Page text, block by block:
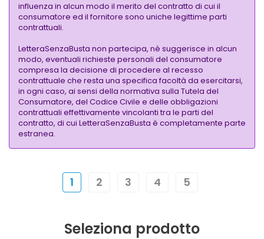
influenza in alcun modo il merito del contratto di cui il
consumatore ed il fornitore sono uniche legittime parti
contrattuali.
LetteraSenzaBusta non partecipa, nè suggerisce in alcun
modo, eventuali richieste personali del consumatore
compresa la decisione di procedere al recesso
contrattuale che resta una specifica facoltà da esercitarsi,
in ogni caso, ai sensi della normativa sulla Tutela del
Consumatore, del Codice Civile e delle obbligazioni
contrattuali effettivamente vincolanti tra le parti del
contratto, di cui LetteraSenzaBusta è completamente parte
estranea.
1 2 3 4 5
Seleziona prodotto